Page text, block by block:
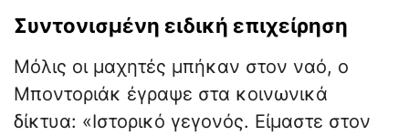
Συντονισμένη ειδική επιχείρηση
Μόλις οι μαχητές μπήκαν στον ναό, ο
Μποντοριάκ έγραψε στα κοινωνικά
δίκτυα: «Ιστορικό γεγονός. Είμαστε στον